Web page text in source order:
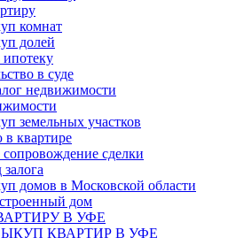
комнат
долей
в суде
недвижимости
земельных участков
квартире
сделки
домов в Московской области
дом
В УФЕ
КВАРТИР В УФЕ